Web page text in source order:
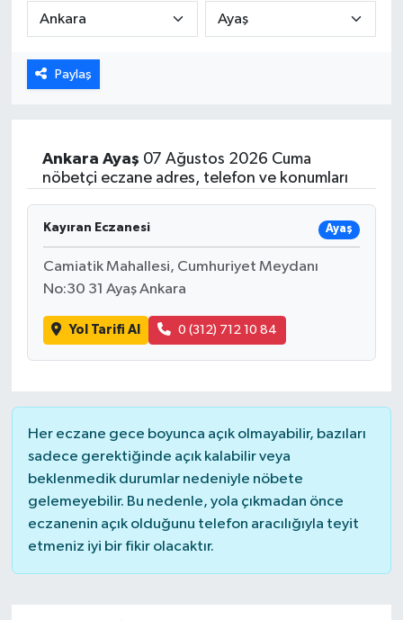
Paylaş
Ankara Ayaş 07 Ağustos 2026 Cuma
nöbetçi eczane adres, telefon ve konumları
Kayıran Eczanesi Ayaş
Camiatik Mahallesi, Cumhuriyet Meydanı
No:30 31 Ayaş Ankara
Yol Tarifi Al 0 (312) 712 10 84
Her eczane gece boyunca açık olmayabilir, bazıları
sadece gerektiğinde açık kalabilir veya
beklenmedik durumlar nedeniyle nöbete
gelemeyebilir. Bu nedenle, yola çıkmadan önce
eczanenin açık olduğunu telefon aracılığıyla teyit
etmeniz iyi bir fikir olacaktır.
Spor